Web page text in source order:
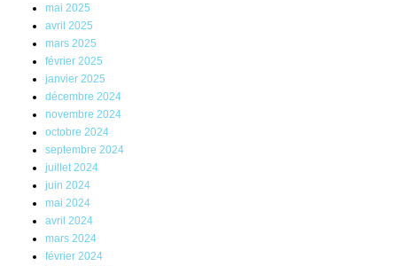
mai 2025
avril 2025
mars 2025
février 2025
janvier 2025
décembre 2024
novembre 2024
octobre 2024
septembre 2024
juillet 2024
juin 2024
mai 2024
avril 2024
mars 2024
février 2024